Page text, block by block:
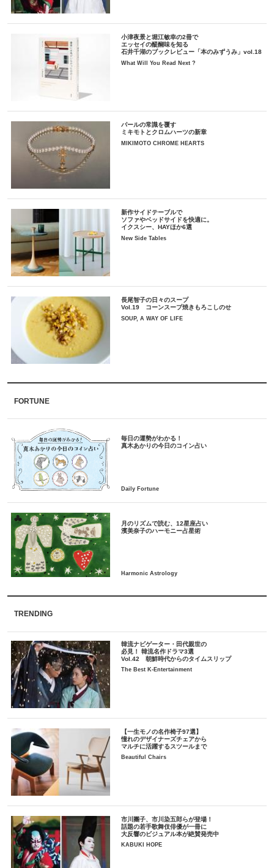
小津夜景と堀江敏幸の2冊で
エッセイの醍醐味を知る
石井千湖のブックレビュー「本のみずうみ」vol.18
What Will You Read Next ?
パールの常識を覆す
ミキモトとクロムハーツの新章
MIKIMOTO CHROME HEARTS
新作サイドテーブルで
ソファやベッドサイドを快適に。
イクスシー、HAYほか6選
New Side Tables
長尾智子の日々のスープ
Vol.19 コーンスープ焼きもろこしのせ
SOUP, A WAY OF LIFE
FORTUNE
毎日の運勢がわかる！
月のリズムで読む、12星座占い
TRENDING
韓流ナビゲーター・田代親世の
必見！ 韓流名作ドラマ3選
Vol.42 朝鮮時代からのタイムスリップ
The Best K-Entertainment
【一生モノの名作椅子97選】
憧れのデザイナーズチェアから
マルチに活躍するスツールまで
Beautiful Chairs
市川團子、市川染五郎らが登場！
話題の若手歌舞伎俳優が一冊に
大反響のビジュアル本が絶賛発売中
KABUKI HOPE